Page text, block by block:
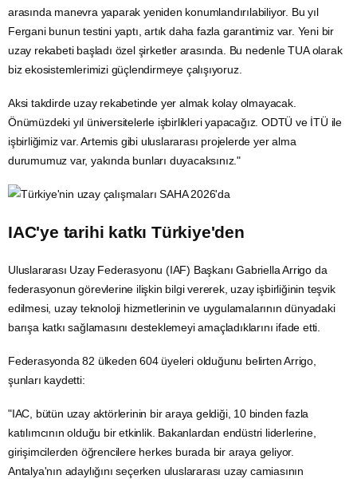
arasında manevra yaparak yeniden konumlandırılabiliyor. Bu yıl
Ferganibunun testini yaptı, artık daha fazla garantimiz var. Yeni bir
uzay rekabeti başladı özel şirketler arasında. Bu nedenle TUA olarak
biz ekosistemlerimizi güçlendirmeye çalışıyoruz.
Aksi takdirde uzay rekabetinde yer almak kolay olmayacak.
Önümüzdeki yıl üniversitelerle işbirlikleri yapacağız. ODTÜ ve İTÜ ile
işbirliğimiz var.Artemis gibi uluslararası projelerde yer alma
durumumuz var, yakında bunları duyacaksınız."
IAC'ye tarihi katkı Türkiye'den
Uluslararası Uzay Federasyonu (IAF) Başkanı Gabriella Arrigo da
federasyonun görevlerine ilişkin bilgi vererek, uzay işbirliğinin teşvik
edilmesi, uzay teknoloji hizmetlerinin ve uygulamalarının dünyadaki
barışa katkı sağlamasını desteklemeyi amaçladıklarını ifade etti.
Federasyonda 82 ülkeden 604 üyeleri olduğunu belirten Arrigo,
şunları kaydetti:
"IAC, bütün uzay aktörlerinin bir araya geldiği, 10 binden fazla
katılımcının olduğu bir etkinlik. Bakanlardan endüstri liderlerine,
girişimcilerden öğrencilere herkes burada bir araya geliyor.
Antalya'nın adaylığını seçerken uluslararası uzay camiasının